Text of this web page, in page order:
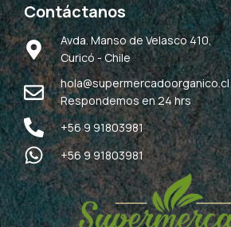
Contáctanos
Avda. Manso de Velasco 410,
Curicó - Chile
hola@supermercadoorganico.cl
Respondemos en 24 hrs
+56 9 91803981
+56 9 91803981